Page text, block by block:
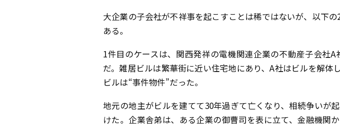
大企業の子会社が不祥事を起こすことは稀ではないが、以下
ある。
1件目のケースは、関西発祥の電機関連企業の不動産子会社
だ。雑居ビルは繁華街に近い住宅地にあり、A社はビルを解
ビルは“事件物件”だった。
地元の地主がビルを建てて30年過ぎて亡くなり、相続争いが
けた。企業舎弟は、ある企業の御曹司を表に立て、金融機関